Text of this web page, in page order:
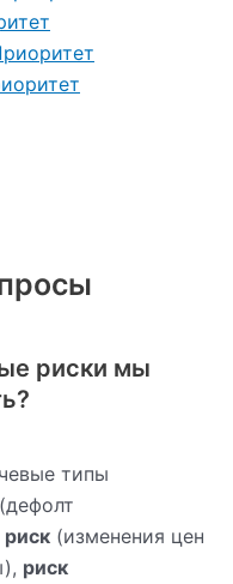
риски мы
типы
(дефолт
(изменения цен
риск